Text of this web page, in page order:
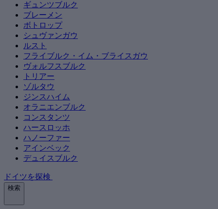
ギュンツブルク
ブレーメン
ボトロップ
シュヴァンガウ
ルスト
フライブルク・イム・ブライスガウ
ヴォルフスブルク
トリアー
ゾルタウ
ジンスハイム
オラニエンブルク
コンスタンツ
ハースロッホ
ハノーファー
アインベック
デュイスブルク
ドイツを探検
検索